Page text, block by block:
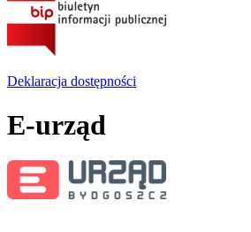
Deklaracja dostępności
E-urząd